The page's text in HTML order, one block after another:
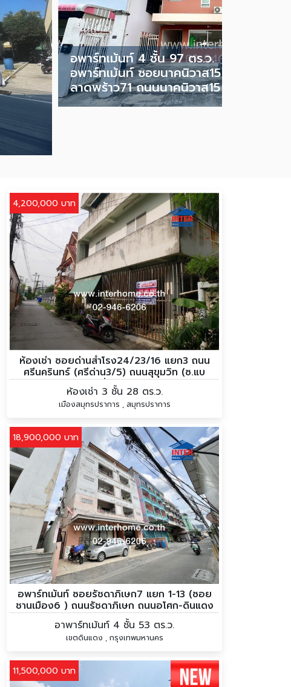
อพาร์ทเม้นท์ 4 ชั้น 97 ตร.ว.
อพาร์ทเม้นท์ ซอยนาคนิวาส15 ถนนลาดพร้
ลาดพร้าว71 ถนนนาคนิวาส15
4,200,000 บาท
ห้องเช่า ซอยด่านสำโรง24/23/16 แยก3 ถนน
ศรีนครินทร์ (ศรีด่าน3/5) ถนนสุขุมวิท (ซ.แบ
ริ่ง68)
ห้องเช่า 3 ชั้น 28 ตร.ว.
เมืองสมุทรปราการ , สมุทรปราการ
18,900,000 บาท
อพาร์ทเม้นท์ ซอยรัชดาภิเษก7 แยก 1-13 (ซอย
ชานเมือง6 ) ถนนรัชดาภิเษก ถนนอโศก-ดินแดง
อาพาร์ทเม้นท์ 4 ชั้น 53 ตร.ว.
เขตดินแดง , กรุงเทพมหานคร
11,500,000 บาท